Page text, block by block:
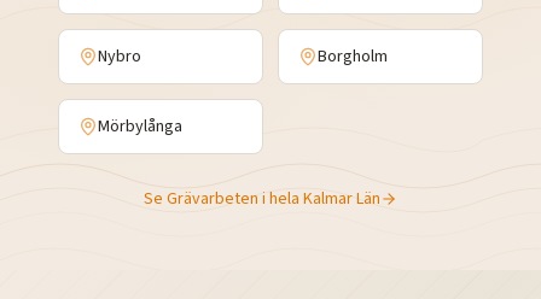
Nybro Borgholm
Mörbylånga
Se Grävarbeten i hela Kalmar Län